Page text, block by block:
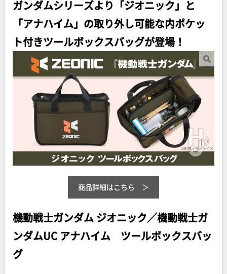
ガンダムシリーズより「ジオニック」と
「アナハイム」の取り外し可能な内ポケッ
ト付きツールボックスバッグが登場！
商品詳細はこちら
機動戦士ガンダム ジオニック／機動戦士ガ
ンダムUC アナハイム ツールボックスバッ
グ